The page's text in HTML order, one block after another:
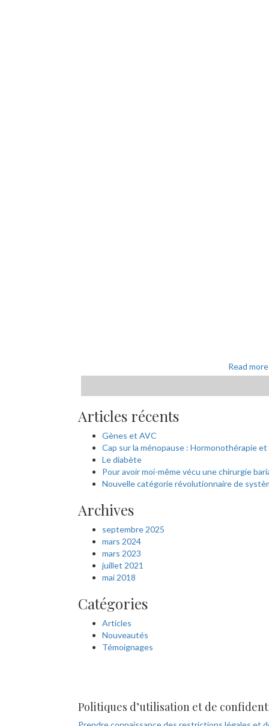
Read more
Articles récents
Gènes et AVC
Cap sur la ménopause : Hormonothérapie
Le diabète
Pour avoir moi-même vécu une chirurgie
Nouvelle catégorie révolutionnaire de
Archives
septembre 2025
mars 2024
mars 2023
juillet 2021
mai 2018
Catégories
Articles
Nouveautés
Témoignages
Politiques d’utilisation et de